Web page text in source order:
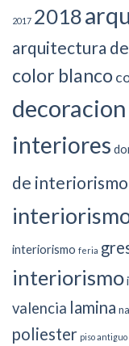
2017 2018
arquitectura
color blanco
decoracion
interiores
de interiorismo
interiorismo feria
interiorismo
valencia lamina
poliester piso antiguo